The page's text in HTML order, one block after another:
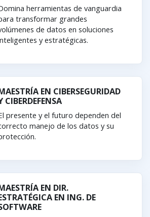
herramientas de vanguardia
transformar grandes
de datos en soluciones
y estratégicas.
EN CIBERSEGURIDAD
CIBERDEFENSA
presente y el futuro dependen del
manejo de los datos y su
EN DIR.
EN ING. DE